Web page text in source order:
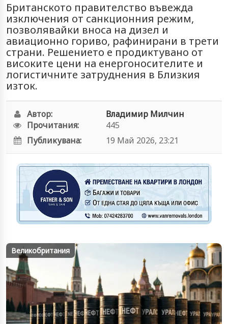
Британското правителство въвежда
изключения от санкционния режим,
позволявайки вноса на дизел и
авиационно гориво, рафинирани в трети
страни. Решението е продиктувано от
високите цени на енергоносителите и
логистичните затруднения в Близкия
изток.
Автор:
Владимир Милчин
Прочитания:
445
Публикувана:
19 Май 2026, 23:21
Великобритания